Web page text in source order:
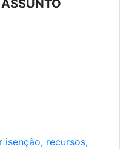
isenção, recursos,